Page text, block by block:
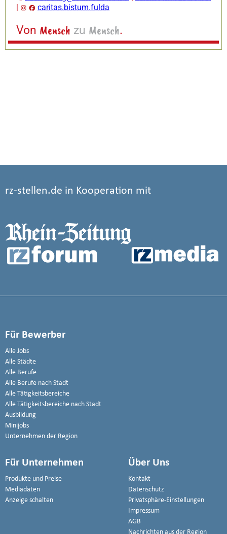
rz-stellen.de in Kooperation mit
Für Bewerber
Alle Jobs
Alle Städte
Alle Berufe
Alle Berufe nach Stadt
Alle Tätigkeitsbereiche
Alle Tätigkeitsbereiche nach Stadt
Ausbildung
Minijobs
Unternehmen der Region
Für Unternehmen
Produkte und Preise
Mediadaten
Anzeige schalten
Über Uns
Kontakt
Datenschutz
Privatsphäre-Einstellungen
Impressum
AGB
Nachrichten aus der Region